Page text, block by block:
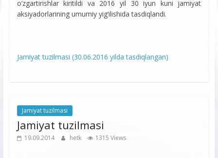
o’zgartirishlar kiritildi va 2016 yil 30 iyun kuni jamiyat
aksiyadorlarining umumiy yig’ilishida tasdiqlandi.
Jamiyat tuzilmasi (30.06.2016 yilda tasdiqlangan)
Jamiyat tuzilmasi
Jamiyat tuzilmasi
19.09.2014 hetk 1315 Views